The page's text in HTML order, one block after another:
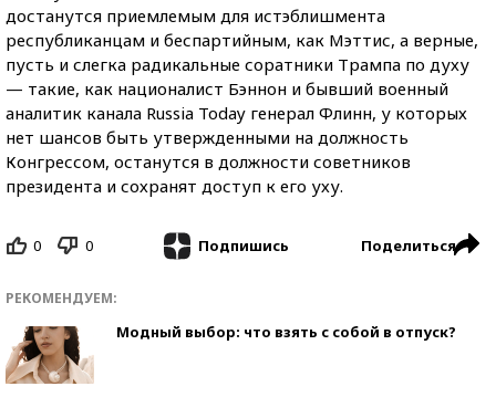
достанутся приемлемым для истэблишмента
республиканцам и беспартийным, как Мэттис, а верные,
пусть и слегка радикальные соратники Трампа по духу
— такие, как националист Бэннон и бывший военный
аналитик канала Russia Today генерал Флинн, у которых
нет шансов быть утвержденными на должность
Конгрессом, останутся в должности советников
президента и сохранят доступ к его уху.
0 0 Подпишись Поделиться
РЕКОМЕНДУЕМ:
Модный выбор: что взять с собой в отпуск?